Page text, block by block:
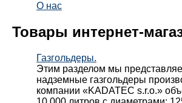
О нас
Товары интернет-
Газгольдеры.
Этим разделом мы
надземные газгольдеры
компании «KADATEC s.r.o.»